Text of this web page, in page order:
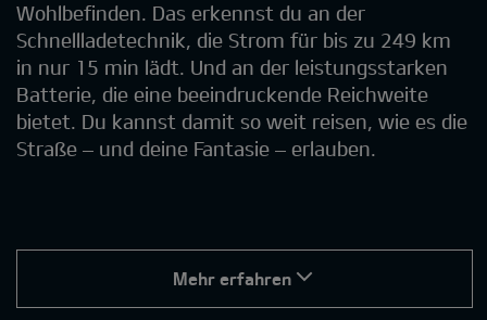
Wohlbefinden. Das erkennst du an der
Schnellladetechnik, die Strom für bis zu 249 km
in nur 15 min lädt. Und an der leistungsstarken
Batterie, die eine beeindruckende Reichweite
bietet. Du kannst damit so weit reisen, wie es die
Straße – und deine Fantasie – erlauben.
Mehr erfahren